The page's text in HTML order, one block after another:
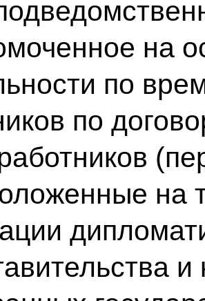
на
по
по
на